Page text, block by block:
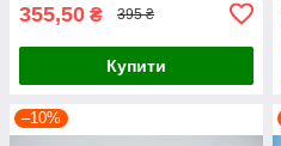
355,50 ₴ 395 ₴
Купити
–10%